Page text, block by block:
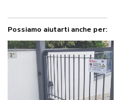
Possiamo aiutarti anche per: